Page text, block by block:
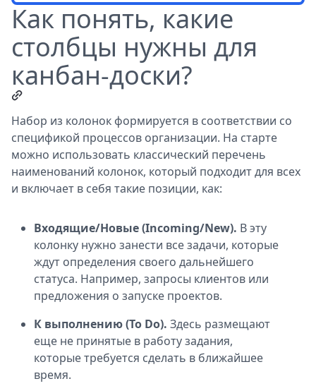
Как понять, какие
столбцы нужны для
канбан-доски?
Набор из колонок формируется в соответствии со
спецификой процессов организации. На старте
можно использовать классический перечень
наименований колонок, который подходит для всех
и включает в себя такие позиции, как:
Входящие/Новые (Incoming/New). В эту
колонку нужно занести все задачи, которые
ждут определения своего дальнейшего
статуса. Например, запросы клиентов или
предложения о запуске проектов.
К выполнению (To Do). Здесь размещают
еще не принятые в работу задания,
которые требуется сделать в ближайшее
время.